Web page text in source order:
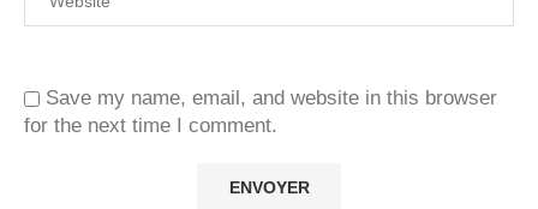
Save my name, email, and website in this browser
for the next time I comment.